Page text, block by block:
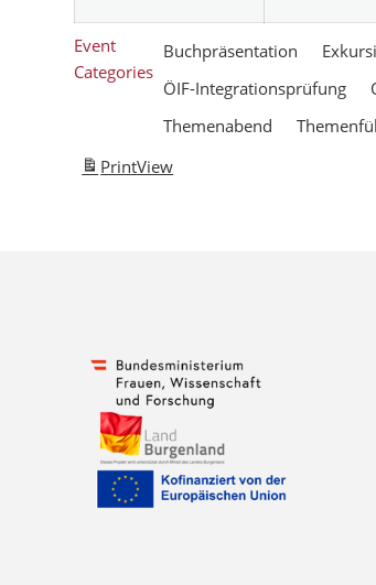
Event
Categories
Buchpräsentation
ÖIF-Integrationsprüfung
Themenabend
PrintView